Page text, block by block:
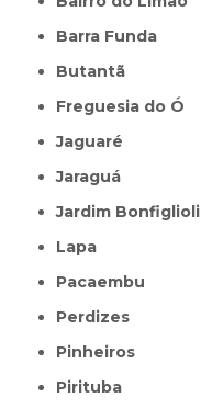
Barra Funda
Butantã
Freguesia do Ó
Jaguaré
Jaraguá
Jardim Bonfiglioli
Lapa
Pacaembu
Perdizes
Pinheiros
Pirituba